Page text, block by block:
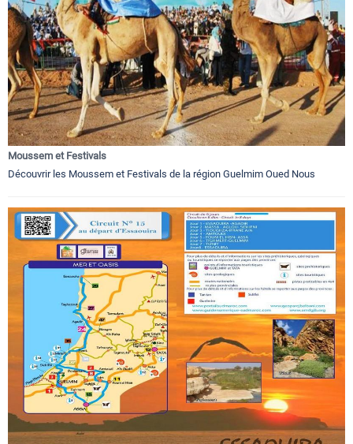
Moussem et Festivals
Découvrir les Moussem et Festivals de la région Guelmim Oued Nous